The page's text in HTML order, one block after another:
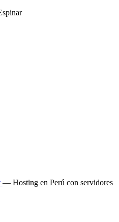
— Hosting en Perú con servidores